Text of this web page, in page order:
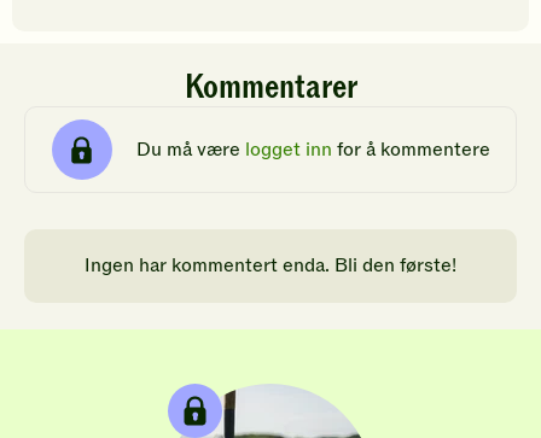
Kommentarer
Du må være logget inn for å kommentere
Ingen har kommentert enda. Bli den første!